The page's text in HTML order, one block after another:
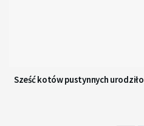
Sześć kotów pustynnych